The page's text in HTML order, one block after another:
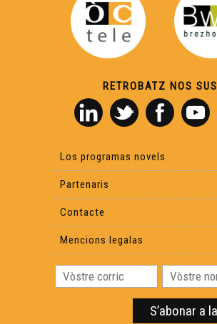
RETROBATZ NOS SUS
Los programas novels
Partenaris
Contacte
Mencions legalas